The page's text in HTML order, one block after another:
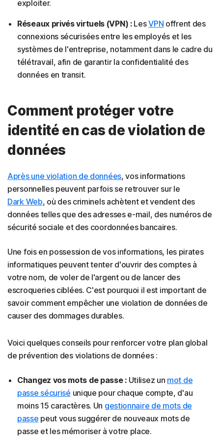
exploiter.
Réseaux privés virtuels (VPN) :LesVPN offrent des
connexions sécurisées entre les employés et les
systèmes de l'entreprise, notamment dans le cadre du
télétravail, afin de garantir la confidentialité des
données en transit.
Comment protéger votre
identité en cas de violation de
données
Après une violation de données, vos informations
personnelles peuvent parfois se retrouver sur le
Dark Web, où des criminels achètent et vendent des
données telles que des adresses e-mail, des numéros de
sécurité sociale et des coordonnées bancaires.
Une fois en possession de vos informations, les pirates
informatiques peuvent tenter d'ouvrir des comptes à
votre nom, de voler de l'argent ou de lancer des
escroqueries ciblées. C'est pourquoi il est important de
savoir comment empêcher une violation de données de
causer des dommages durables.
Voici quelques conseils pour renforcer votre plan global
de prévention des violations de données :
Changez vos mots de passe :Utilisez un mot de
passe sécurisé unique pour chaque compte, d'au
moins 15 caractères. Un gestionnaire de mots de
passe peut vous suggérer de nouveaux mots de
passe et les mémoriser à votre place.